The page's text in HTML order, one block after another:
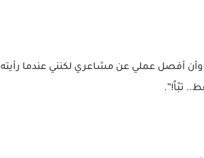
وأن أفصل عملي عن مشاعري لكنني عندما رأيته
تبّاً!”.